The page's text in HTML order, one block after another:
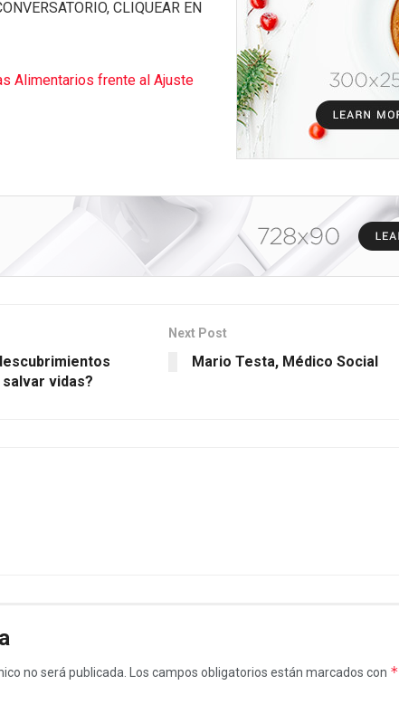
CLIQUEAR EN
Alimentarios frente al Ajuste
vidas?
Next Post
Mario Testa, Médico Social
no será publicada. Los campos obligatorios están marcados con *